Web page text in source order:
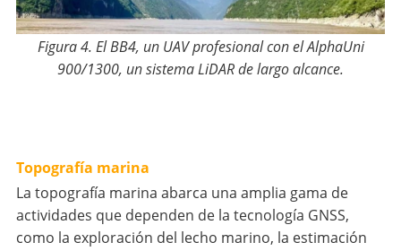
Figura 4. El BB4, un UAV profesional con el AlphaUni
900/1300, un sistema LiDAR de largo alcance.
Topografía marina
La topografía marina abarca una amplia gama de
actividades que dependen de la tecnología GNSS,
como la exploración del lecho marino, la estimación